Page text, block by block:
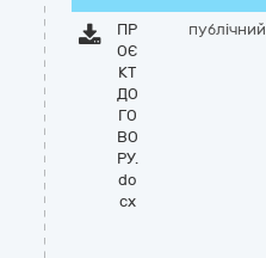
ПР
ОЄ
КТ
ДО
ГО
ВО
РУ.
do
cx
публічний